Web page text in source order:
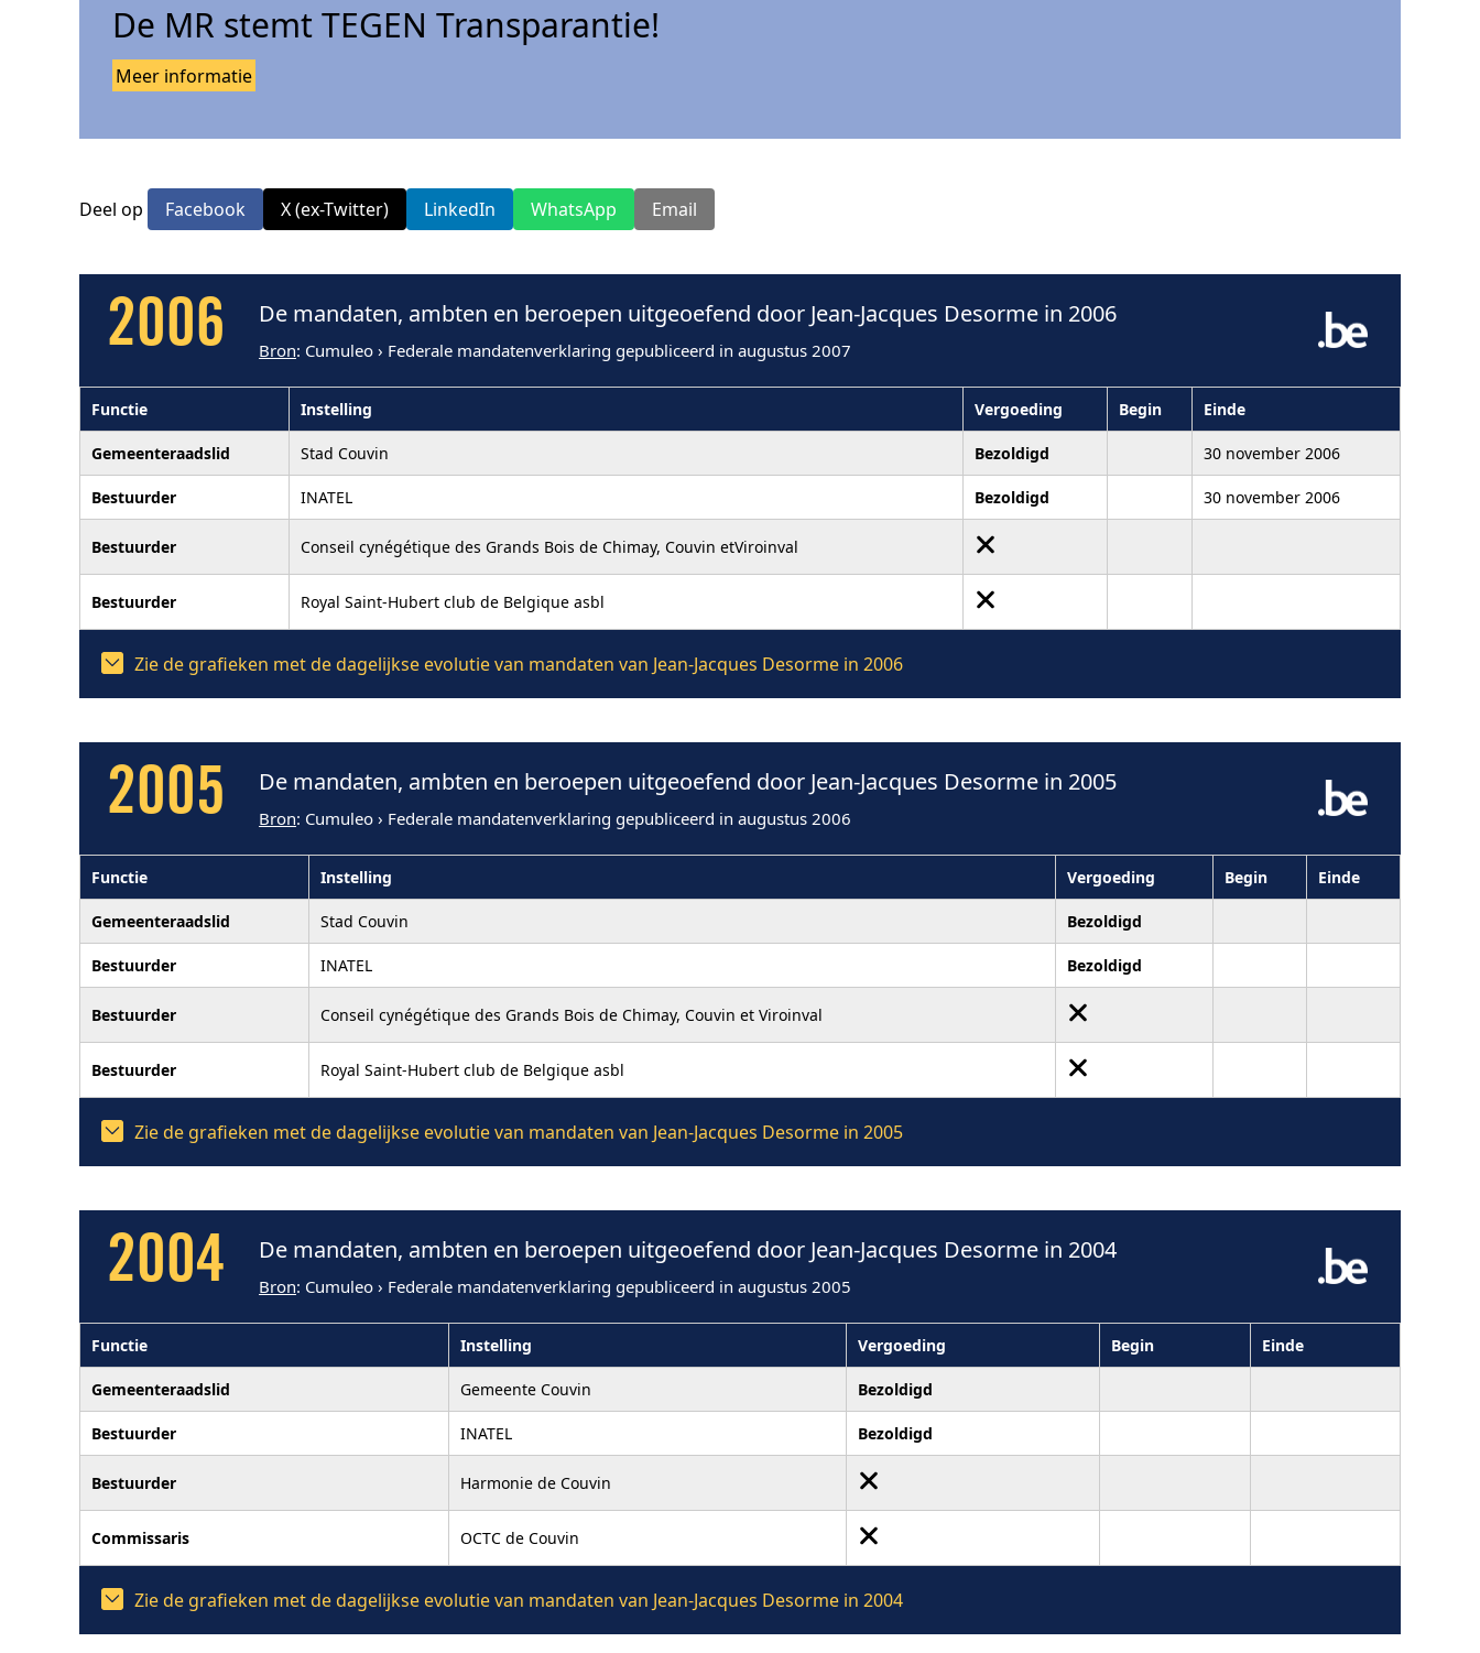
De MR stemt TEGEN Transparantie!
Meer informatie
Deel op Facebook X (ex-Twitter) LinkedIn WhatsApp Email
2006 De mandaten, ambten en beroepen uitgeoefend door Jean-Jacques Desorme in 2006
Bron: Cumuleo › Federale mandatenverklaring gepubliceerd in augustus 2007
Functie Instelling Vergoeding Begin Einde
Gemeenteraadslid Stad Couvin Bezoldigd 30 november 2006
Bestuurder INATEL Bezoldigd 30 november 2006
Bestuurder Conseil cynégétique des Grands Bois de Chimay, Couvin etViroinval
Bestuurder Royal Saint-Hubert club de Belgique asbl
Zie de grafieken met de dagelijkse evolutie van mandaten van Jean-Jacques Desorme in 2006
2005 De mandaten, ambten en beroepen uitgeoefend door Jean-Jacques Desorme in 2005
Bron: Cumuleo › Federale mandatenverklaring gepubliceerd in augustus 2006
Functie Instelling Vergoeding Begin Einde
Gemeenteraadslid Stad Couvin Bezoldigd
Bestuurder INATEL Bezoldigd
Bestuurder Conseil cynégétique des Grands Bois de Chimay, Couvin et Viroinval
Bestuurder Royal Saint-Hubert club de Belgique asbl
Zie de grafieken met de dagelijkse evolutie van mandaten van Jean-Jacques Desorme in 2005
2004 De mandaten, ambten en beroepen uitgeoefend door Jean-Jacques Desorme in 2004
Bron: Cumuleo › Federale mandatenverklaring gepubliceerd in augustus 2005
Functie Instelling Vergoeding Begin Einde
Gemeenteraadslid Gemeente Couvin Bezoldigd
Bestuurder INATEL Bezoldigd
Bestuurder Harmonie de Couvin
Commissaris OCTC de Couvin
Zie de grafieken met de dagelijkse evolutie van mandaten van Jean-Jacques Desorme in 2004